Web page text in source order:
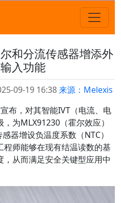
和分流传感器增添外
入功能
09-19 16:38来源：Melexis
布，对其智能IVT（电流、电
为MLX91230（霍尔效应）
器增设负温度系数（NTC）
师能够在现有结温读数的基
从而满足安全关键型应用中